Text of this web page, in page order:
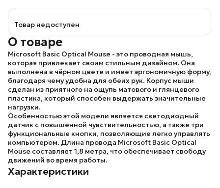
Товар недоступен
О товаре
Microsoft Basic Optical Mouse - это проводная мышь,
которая привлекает своим стильным дизайном. Она
выполнена в чёрном цвете и имеет эргономичную форму,
благодаря чему удобна для обеих рук. Корпус мыши
сделан из приятного на ощупь матового и глянцевого
пластика, который способен выдержать значительные
нагрузки.
Особенностью этой модели является светодиодный
датчик с повышенной чувствительностью, а также три
функциональные кнопки, позволяющие легко управлять
компьютером. Длина провода Microsoft Basic Optical
Mouse составляет 1,8 метра, что обеспечивает свободу
движений во время работы.
Характеристики